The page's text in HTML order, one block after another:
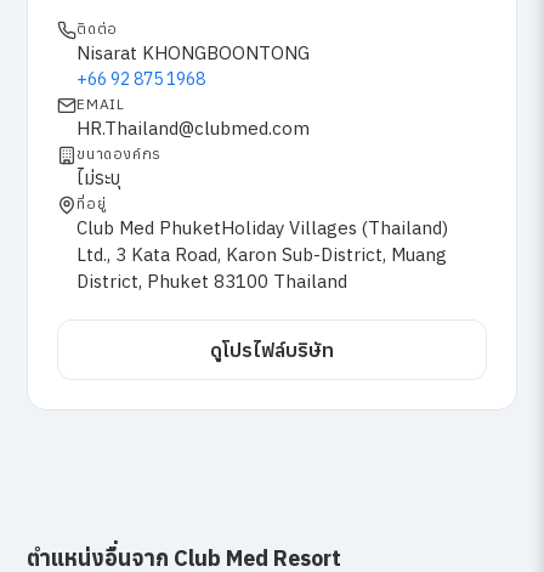
ติดต่อ
Nisarat KHONGBOONTONG
+66 92 875 1968
EMAIL
HR.Thailand@clubmed.com
ขนาดองค์กร
ไม่ระบุ
ที่อยู่
Club Med PhuketHoliday Villages (Thailand)
Ltd., 3 Kata Road, Karon Sub-District, Muang
District, Phuket 83100 Thailand
ดูโปรไฟล์บริษัท
ตำแหน่งอื่นจาก Club Med Resort